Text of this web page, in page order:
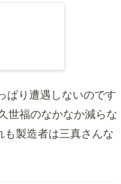
ぱり遭遇しないのです
世福のなかなか減らな
製造者は三真さんな